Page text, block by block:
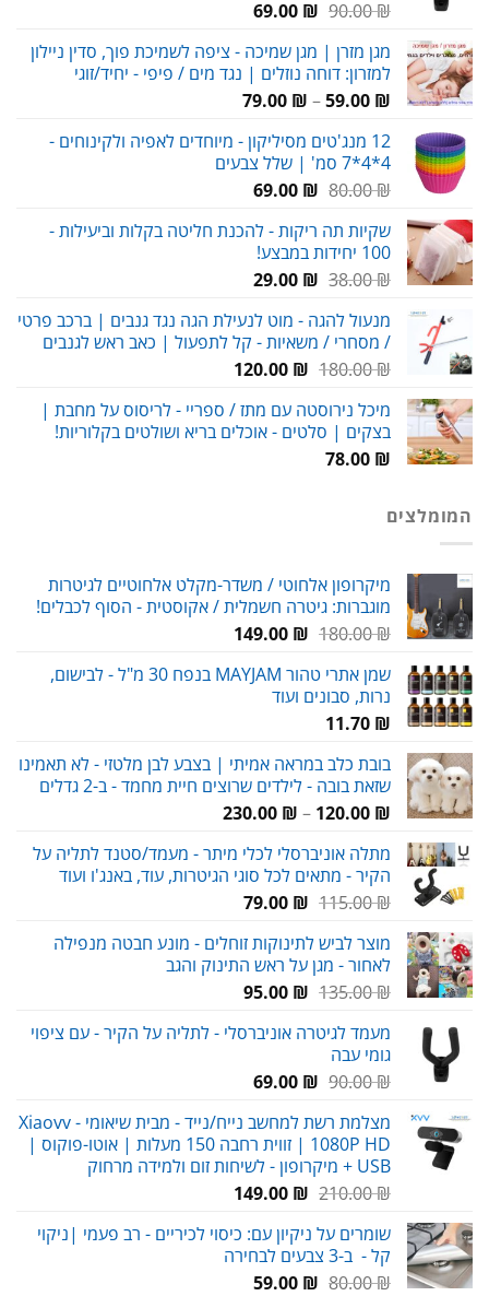
90.00₪
המחיר
היה:
90.00 ₪.
69.00 ₪
המחיר
הוא:
69.00 ₪.
מגן מזרן | מגן שמיכה - ציפה לשמיכת פוך, סדין ניילון
למזרון: דוחה נוזלים | נגד מים / פיפי - יחיד/זוגי
59.00 ₪
–
79.00 ₪
טווח
עד
12 מנג'טים מסיליקון - מיוחדים לאפיה ולקינוחים -
4*4*7 סמ' | שלל צבעים
80.00₪
המחיר
היה:
80.00 ₪.
69.00 ₪
המחיר
הוא:
שקיות תה ריקות - להכנת חליטה בקלות וביעילות -
100 יחידות במבצע!
38.00₪
המחיר
היה:
38.00 ₪.
29.00 ₪
המחיר
הוא:
29.00 ₪.
מנעול להגה - מוט לנעילת הגה נגד גנבים | ברכב פרטי
/ מסחרי / משאיות - קל לתפעול | כאב ראש לגנבים
180.00₪
המחיר
היה:
180.00 ₪.
120.00 ₪
המחיר
הוא:
120.00 ₪.
מיכל נירוסטה עם מתז / ספריי - לריסוס על מחבת |
בצקים | סלטים - אוכלים בריא ושולטים בקלוריות!
78.00 ₪
המומלצים
מיקרופון אלחוטי / משדר-מקלט אלחוטיים לגיטרות
מוגברות: גיטרה חשמלית / אקוסטית - הסוף לכבלים!
180.00₪
המחיר
היה:
180.00 ₪.
149.00 ₪
המחיר
הוא:
שמן אתרי טהור MAYJAM בנפח 30 מ"ל - לבישום,
נרות, סבונים ועוד
11.70 ₪
בובת כלב במראה אמיתי | בצבע לבן מלטזי - לא תאמינו
שזאת בובה - לילדים שרוצים חיית מחמד - ב-2 גדלים
120.00 ₪
–
230.00 ₪
טווח
עד
מתלה אוניברסלי לכלי מיתר - מעמד/סטנד לתליה על
הקיר - מתאים לכל סוגי הגיטרות, עוד, באנג'ו ועוד
115.00₪
המחיר
היה:
115.00 ₪.
79.00 ₪
המחיר
הוא:
79.00 ₪.
מוצר לביש לתינוקות זוחלים - מונע חבטה מנפילה
לאחור - מגן על ראש התינוק והגב
135.00₪
המחיר
היה:
95.00 ₪
המחיר
הוא:
מעמד לגיטרה אוניברסלי - לתליה על הקיר - עם ציפוי
גומי עבה
90.00₪
המחיר
היה:
90.00 ₪.
69.00 ₪
המחיר
הוא:
69.00 ₪.
מצלמת רשת למחשב נייח/נייד - מבית שיאומי Xiaovv -
1080P HD | זווית רחבה 150 מעלות | אוטו-פוקוס |
USB + מיקרופון - לשיחות זום ולמידה מרחוק
210.00₪
המחיר
היה:
210.00 ₪.
149.00 ₪
המחיר
הוא:
149.00 ₪.
שומרים על ניקיון עם: כיסוי לכיריים - רב פעמי |ניקוי
קל - ב-3 צבעים לבחירה
80.00₪
המחיר59.00 ₪
המחיר